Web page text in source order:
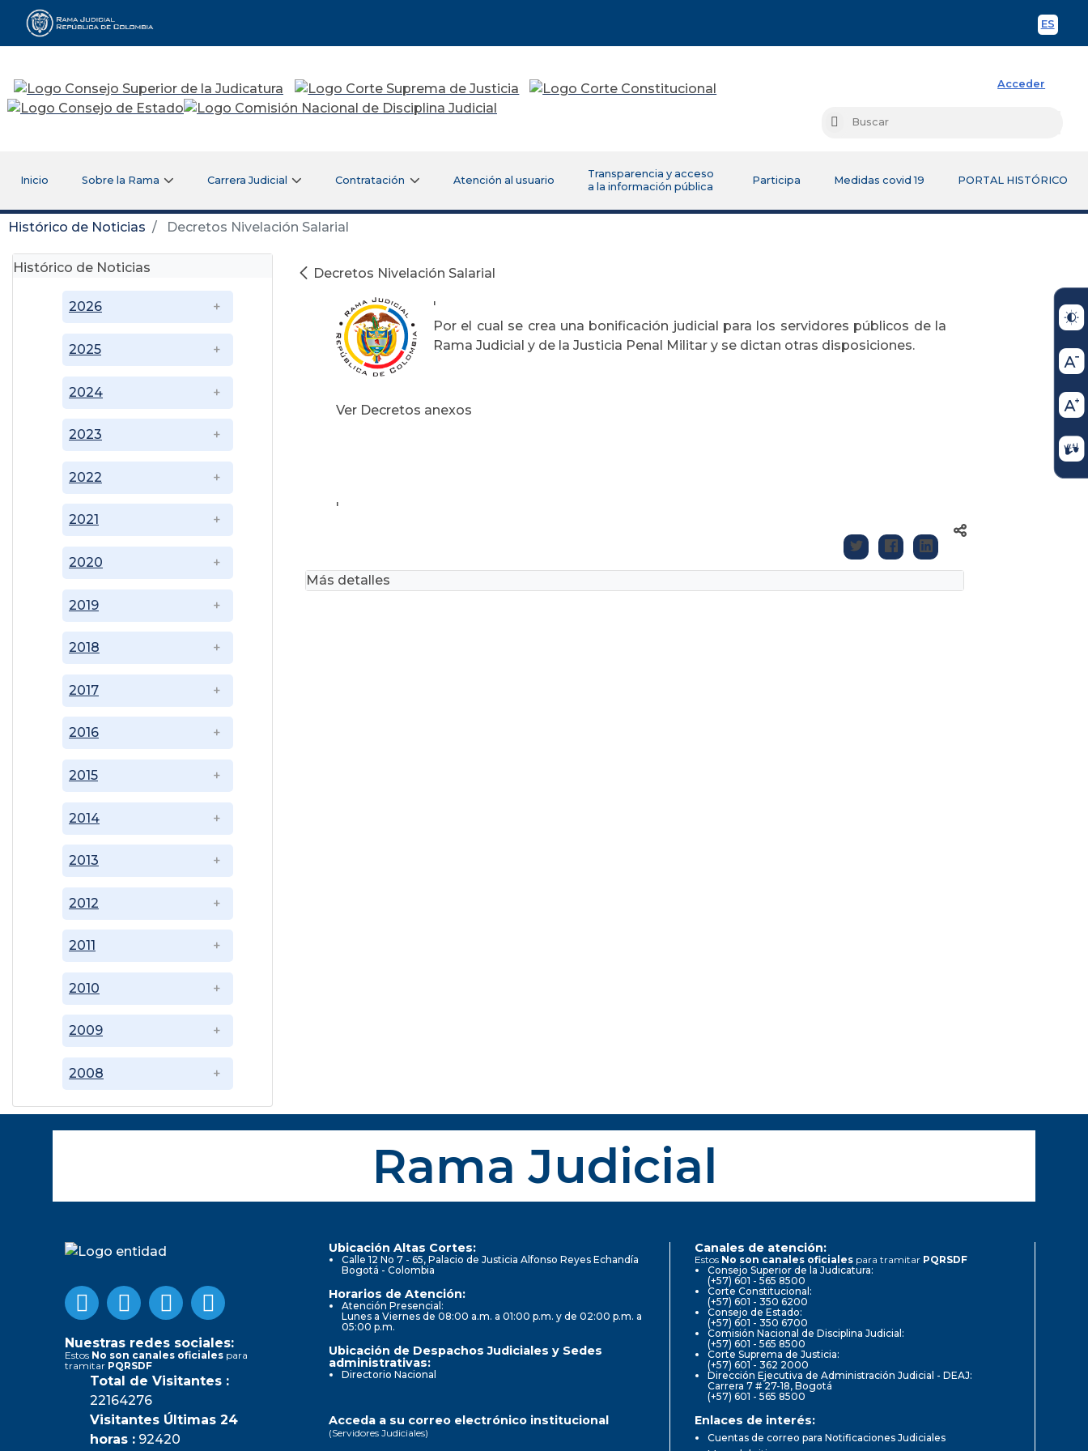
ES
Rama Judicial
Acceder
Buscar
Inicio Sobre la Rama Carrera Judicial Contratación Atención al usuario
Transparencia y acceso
a la información pública
Participa Medidas covid 19 PORTAL HISTÓRICO
Histórico de Noticias Decretos Nivelación Salarial
Histórico de Noticias
2008
2009
2010
2011
2012
2013
2014
2015
2016
2017
2018
2019
2020
2021
2022
2023
2024
2025
2026
Decretos Nivelación Salarial
'
Por el cual se crea una bonificación judicial para los servidores públicos de la
Rama Judicial y de la Justicia Penal Militar y se dictan otras disposiciones.
Ver Decretos anexos
'
Más detalles
Rama Judicial
Nuestras redes sociales:
Estos No son canales oficiales para
tramitar PQRSDF
Total de Visitantes :
22164276
Visitantes Últimas 24
horas : 92420
Ubicación Altas Cortes:
Calle 12 No 7 - 65, Palacio de Justicia Alfonso Reyes Echandía
Bogotá - Colombia
Horarios de Atención:
Atención Presencial:
Lunes a Viernes de 08:00 a.m. a 01:00 p.m. y de 02:00 p.m. a
05:00 p.m.
Ubicación de Despachos Judiciales y Sedes
administrativas:
Directorio Nacional
Canales de atención:
Estos No son canales oficiales para tramitar PQRSDF
Consejo Superior de la Judicatura:
(+57) 601 - 565 8500
Corte Constitucional:
(+57) 601 - 350 6200
Consejo de Estado:
(+57) 601 - 350 6700
Comisión Nacional de Disciplina Judicial:
(+57) 601 - 565 8500
Corte Suprema de Justicia:
(+57) 601 - 362 2000
Dirección Ejecutiva de Administración Judicial - DEAJ:
Carrera 7 # 27-18, Bogotá
(+57) 601 - 565 8500
Acceda a su correo electrónico institucional
(Servidores Judiciales)
Enlaces de interés:
Cuentas de correo para Notificaciones Judiciales